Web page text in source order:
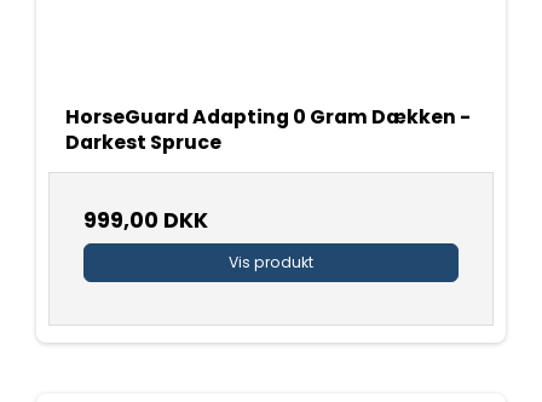
HorseGuard Adapting 0 Gram Dækken -
Darkest Spruce
999,00 DKK
Vis produkt